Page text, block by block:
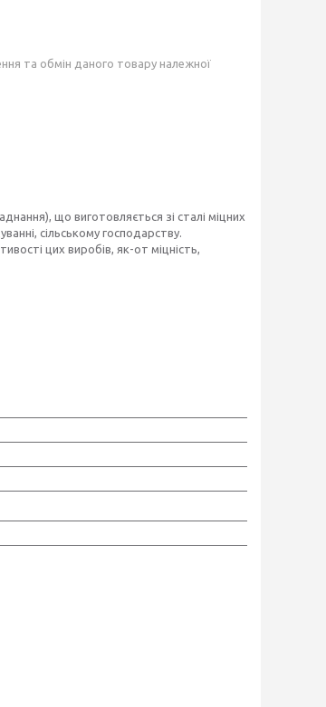
та обмін даного товару належної
що виготовляється зі сталі міцних
сільському господарству.
цих виробів, як-от міцність,